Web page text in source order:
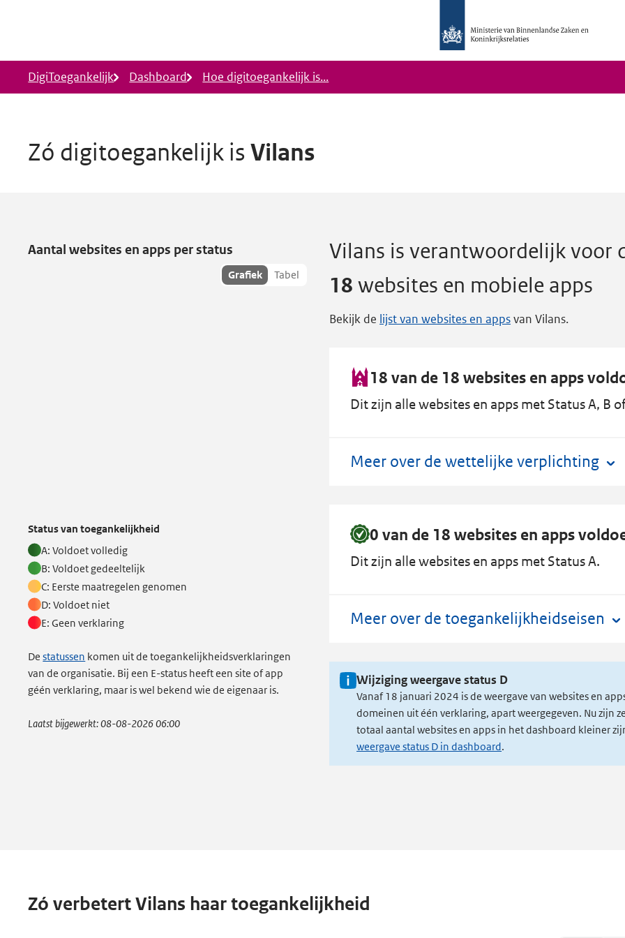
Ministerie
van
DigiToegankelijk Dashboard Hoe digitoegankelijk is...
Zó digitoegankelijk isVilans
Vilans is verantwoordelijk voor de digitale toegankelijkheid van
Aantal websites en apps per status
Toon
Grafiek Tabel
Status van toegankelijkheid
A: Voldoet volledig
B: Voldoet gedeeltelijk
C: Eerste maatregelen genomen
D: Voldoet niet
E: Geen verklaring
Destatussen komen uit de toegankelijkheidsverklaringen
van de organisatie. Bij een E-status heeft een site of app
géén verklaring, maar is wel bekend wie de eigenaar is.
Laatst bijgewerkt:08-08-2026 06:00
Vilans is verantwoordelijk voor
18 websites en mobiele apps
Bekijk de lijst van websites en appsvan Vilans.
18 van de 18 websites en apps
Dit zijn alle websites en apps met Status A, B
Meer over de wettelijke verplichting
0 van de 18 websites en apps
Dit zijn alle websites en apps met Status A.
Meer over de toegankelijkheidseisen
Wijziging weergave status D
Vanaf 18 januari 2024 is de weergave van websites en
domeinen uit één verklaring, apart weergegeven. Nu zijn
totaal aantal websites en apps in het dashboard kleiner
weergave status D in dashboard.
Zó verbetert Vilans haar toegankelijkheid